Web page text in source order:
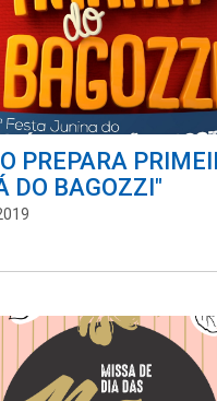
PREPARA
DO BAGOZZI"